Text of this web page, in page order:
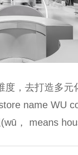
度，去打造多
name WU
， means